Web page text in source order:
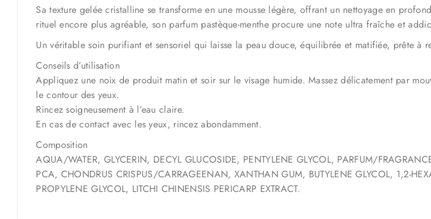
Sa texture gelée cristalline se transforme en une mousse légère, offrant un nettoyage en
rituel encore plus agréable, son parfum pastèque-menthe procure une note ultra fraîche et
Un véritable soin purifiant et sensoriel qui laisse la peau douce, équilibrée et matifiée, prête à
Conseils d’utilisation
Appliquez une noix de produit matin et soir sur le visage humide. Massez délicatement par
le contour des yeux.
Rincez soigneusement à l’eau claire.
En cas de contact avec les yeux, rincez abondamment.
Composition
AQUA/WATER, GLYCERIN, DECYL GLUCOSIDE, PENTYLENE GLYCOL, PARFUM/
PCA, CHONDRUS CRISPUS/CARRAGEENAN, XANTHAN GUM, BUTYLENE GLYCOL, 1,2-
PROPYLENE GLYCOL, LITCHI CHINENSIS PERICARP EXTRACT.